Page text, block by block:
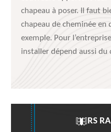
chapeau à poser. Il faut
chapeau de cheminée en
exemple. Pour
installer dépend aussi du
RS